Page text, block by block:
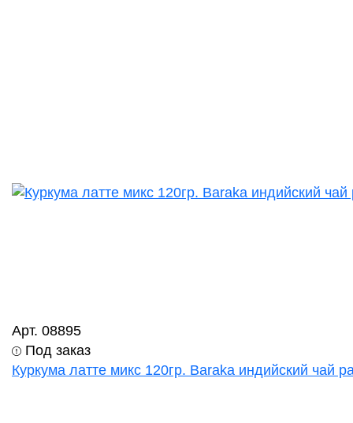
Арт. 08895
Под заказ
Куркума латте микс 120гр. Baraka индийский чай